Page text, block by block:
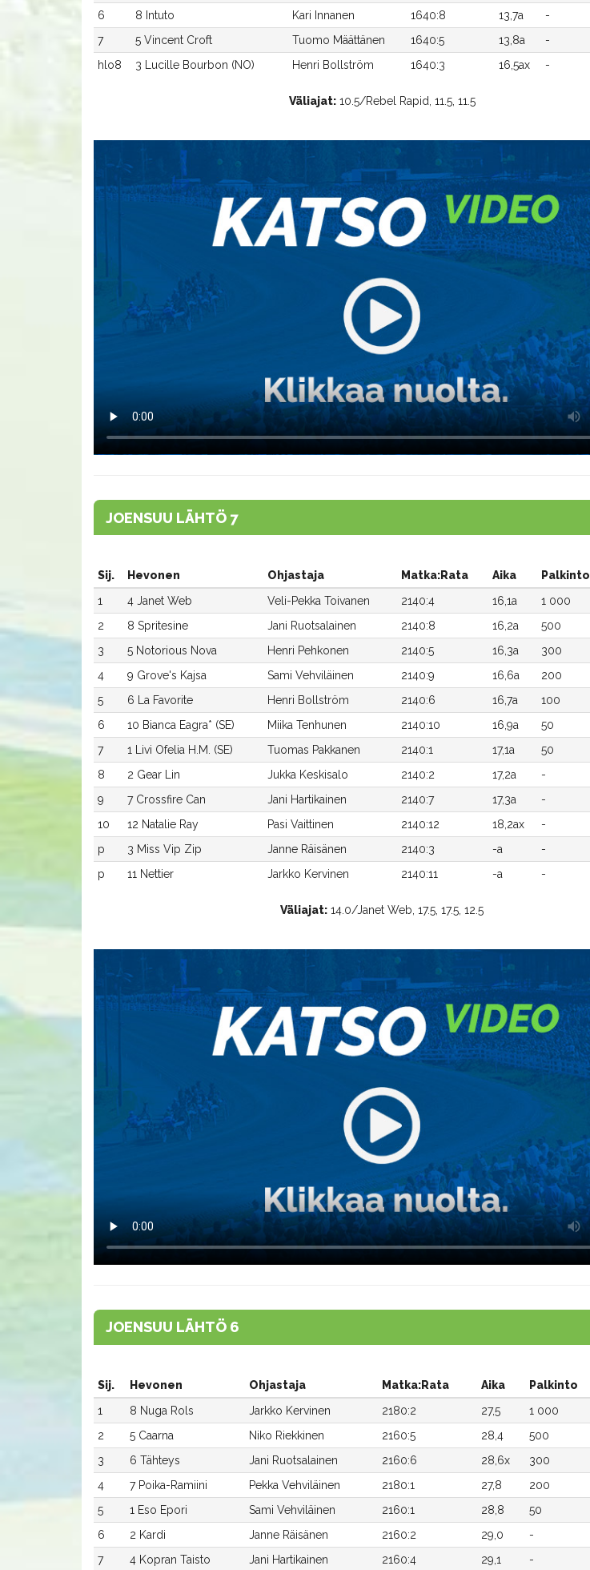
6
8 Intuto Kari Innanen 1640:8 13,7a -
7
5 Vincent Croft Tuomo Määttänen 1640:5 13,8a -
hlo8
3 Lucille Bourbon (NO) Henri Bollström 1640:3 16,5ax -
Väliajat:10.5/Rebel Rapid, 11.5, 11.5
JOENSUU LÄHTÖ 7
Sij. Hevonen Ohjastaja Matka:Rata Aika Palkinto
1
4 Janet Web Veli-Pekka Toivanen 2140:4 16,1a 1 000
2
8 Spritesine Jani Ruotsalainen 2140:8 16,2a 500
3
5 Notorious Nova Henri Pehkonen 2140:5 16,3a 300
4
9 Grove's Kajsa Sami Vehviläinen 2140:9 16,6a 200
5
6 La Favorite Henri Bollström 2140:6 16,7a 100
6
10 Bianca Eagra* (SE) Miika Tenhunen 2140:10 16,9a 50
7
1 Livi Ofelia H.M. (SE) Tuomas Pakkanen 2140:1 17,1a 50
8
2 Gear Lin Jukka Keskisalo 2140:2 17,2a -
9
7 Crossfire Can Jani Hartikainen 2140:7 17,3a -
10
12 Natalie Ray Pasi Vaittinen 2140:12 18,2ax -
p
3 Miss Vip Zip Janne Räisänen 2140:3 -a -
p
11 Nettier Jarkko Kervinen 2140:11 -a -
Väliajat: 14.0/Janet Web, 17.5, 17.5, 12.5
JOENSUU LÄHTÖ 6
Sij. Hevonen Ohjastaja Matka:Rata Aika Palkinto
1
8 Nuga Rols Jarkko Kervinen 2180:2 27,5 1 000
2
5 Caarna Niko Riekkinen 2160:5 28,4 500
3
6 Tähteys Jani Ruotsalainen 2160:6 28,6x 300
4
7 Poika-Ramiini Pekka Vehviläinen 2180:1 27,8 200
5
1 Eso Epori Sami Vehviläinen 2160:1 28,8 50
6
2 Kardi Janne Räisänen 2160:2 29,0 -
7
4 Kopran Taisto Jani Hartikainen 2160:4 29,1 -